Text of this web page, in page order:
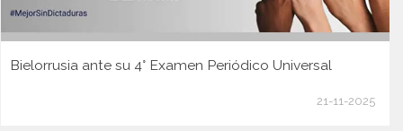
Bielorrusia ante su 4° Examen Periódico Universal
21-11-2025